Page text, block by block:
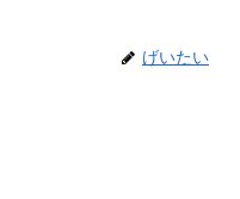
げいたい